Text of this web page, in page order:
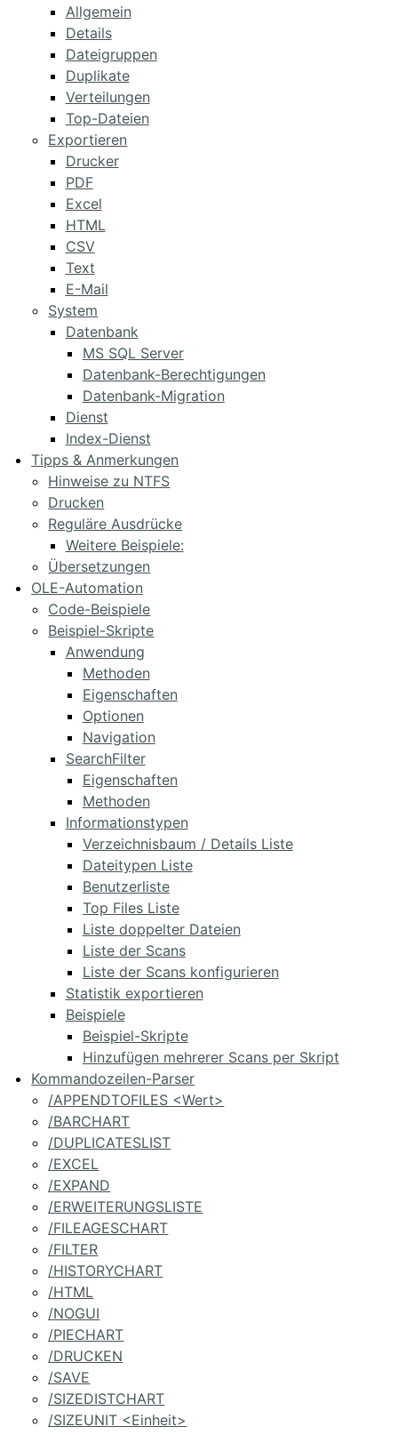
Allgemein
Details
Dateigruppen
Duplikate
Verteilungen
Top-Dateien
Exportieren
Drucker
PDF
Excel
HTML
CSV
Text
E-Mail
System
Datenbank
MS SQL Server
Datenbank-Berechtigungen
Datenbank-Migration
Dienst
Index-Dienst
Tipps & Anmerkungen
Hinweise zu NTFS
Drucken
Reguläre Ausdrücke
Weitere Beispiele:
Übersetzungen
OLE-Automation
Code-Beispiele
Beispiel-Skripte
Anwendung
Methoden
Eigenschaften
Optionen
Navigation
SearchFilter
Eigenschaften
Methoden
Informationstypen
Verzeichnisbaum / Details Liste
Dateitypen Liste
Benutzerliste
Top Files Liste
Liste doppelter Dateien
Liste der Scans
Liste der Scans konfigurieren
Statistik exportieren
Beispiele
Beispiel-Skripte
Hinzufügen mehrerer Scans per Skript
Kommandozeilen-Parser
/APPENDTOFILES <Wert>
/BARCHART
/DUPLICATESLIST
/EXCEL
/EXPAND
/ERWEITERUNGSLISTE
/FILEAGESCHART
/FILTER
/HISTORYCHART
/HTML
/NOGUI
/PIECHART
/DRUCKEN
/SAVE
/SIZEDISTCHART
/SIZEUNIT <Einheit>